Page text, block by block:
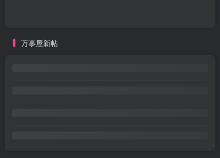
万事屋新帖